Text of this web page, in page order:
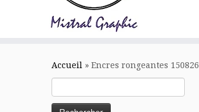
Accueil » Encres rongeantes 150826